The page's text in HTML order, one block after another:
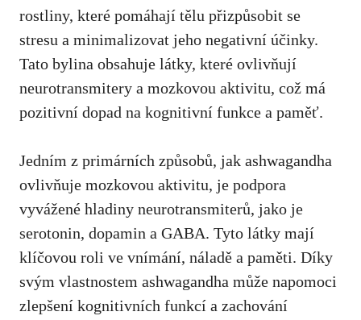
rostliny, které pomáhají tělu přizpůsobit se
stresu a minimalizovat jeho negativní účinky.
Tato bylina obsahuje látky, které ovlivňují
neurotransmitery a mozkovou aktivitu, což má
pozitivní dopad na kognitivní funkce a paměť.
Jedním z primárních způsobů, jak ashwagandha
ovlivňuje mozkovou aktivitu, je podpora
vyvážené hladiny neurotransmiterů, jako je
serotonin, dopamin a GABA. Tyto látky mají
klíčovou roli ve vnímání, náladě a paměti. Díky
svým vlastnostem ashwagandha může napomoci
zlepšení kognitivních funkcí a zachování